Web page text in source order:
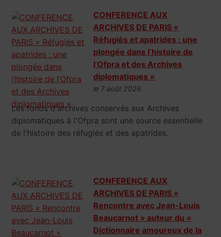
CONFERENCE AUX
ARCHIVES DE PARIS «
Réfugiés et apatrides : une
plongée dans l’histoire de
l’Ofpra et des Archives
diplomatiques »
le 7 août 2026
Les fonds d'archives conservés aux Archives
diplomatiques à l'Ofpra sont une source essentielle
de l'histoire des réfugiés et des apatrides.
CONFERENCE AUX
ARCHIVES DE PARIS «
Rencontre avec Jean-Louis
Beaucarnot » auteur du «
Dictionnaire amoureux de la